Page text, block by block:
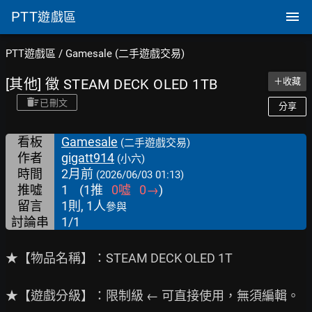
PTT遊戲區
PTT遊戲區 / Gamesale (二手遊戲交易)
[其他] 徵 STEAM DECK OLED 1TB
已刪文
＋收藏
分享
看板 Gamesale (二手遊戲交易)
作者 gigatt914 (小六)
時間 2月前 (2026/06/03 01:13)
推噓 1 (1推 0噓 0→)
留言
1則, 1人參與
討論串 1/1
★【物品名稱】：STEAM DECK OLED 1T
★【遊戲分級】：限制級 ← 可直接使用，無須編輯。